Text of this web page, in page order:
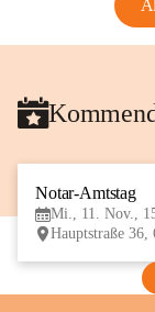
Notar-Amtstag
Mi., 11. Nov.,
Hauptstraße